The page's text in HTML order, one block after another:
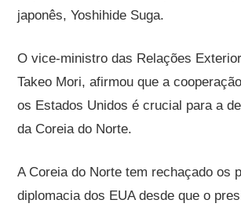
japonês, Yoshihide Suga.
O vice-ministro das Relações
Takeo Mori, afirmou que a
os Estados Unidos é crucial para a
da Coreia do Norte.
A Coreia do Norte tem rechaçado os
diplomacia dos EUA desde que o